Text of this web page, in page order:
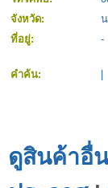
จังหวัด:
ที่อยู่:
-
คำค้น:
ดูสินค้าอื่